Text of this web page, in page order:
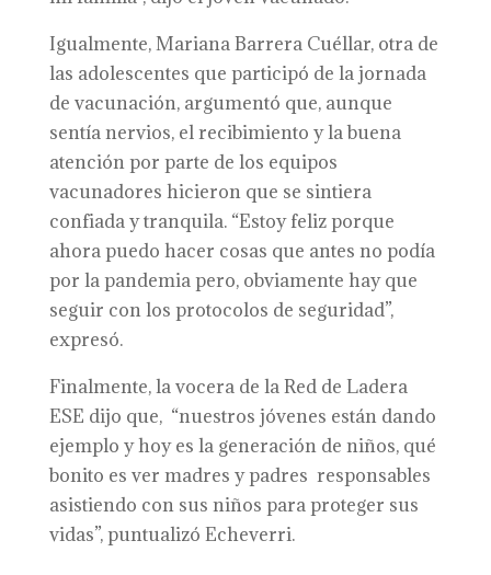
Igualmente, Mariana Barrera Cuéllar, otra de
las adolescentes que participó de la jornada
de vacunación, argumentó que, aunque
sentía nervios, el recibimiento y la buena
atención por parte de los equipos
vacunadores hicieron que se sintiera
confiada y tranquila. “Estoy feliz porque
ahora puedo hacer cosas que antes no podía
por la pandemia pero, obviamente hay que
seguir con los protocolos de seguridad”,
expresó.
Finalmente, la vocera de la Red de Ladera
ESE dijo que, “nuestros jóvenes están dando
ejemplo y hoy es la generación de niños, qué
bonito es ver madres y padres responsables
asistiendo con sus niños para proteger sus
vidas”, puntualizó Echeverri.